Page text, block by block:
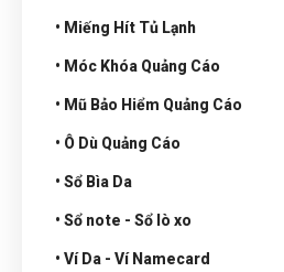
• Miếng Hít Tủ Lạnh
• Móc Khóa Quảng Cáo
• Mũ Bảo Hiểm Quảng Cáo
• Ô Dù Quảng Cáo
• Sổ Bìa Da
• Sổ note - Sổ lò xo
• Ví Da - Ví Namecard